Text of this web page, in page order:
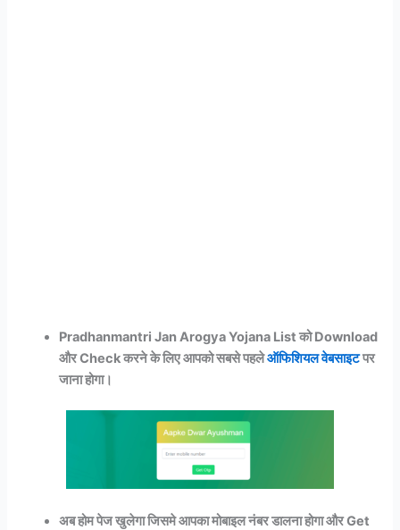
Pradhanmantri Jan Arogya Yojana List को Download
और Check करने के लिए आपको सबसे पहलेऑफिशियल वेबसाइटपर
जाना होगा।
अब होम पेज खुलेगा जिसमे आपका मोबाइल नंबर डालना होगा और Get